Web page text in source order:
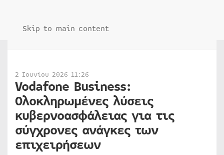
Skip to main content
2 Ιουνίου 2026 11:26
Vodafone Business:
Ολοκληρωμένες λύσεις
κυβερνοασφάλειας για τις
σύγχρονες ανάγκες των
επιχειρήσεων